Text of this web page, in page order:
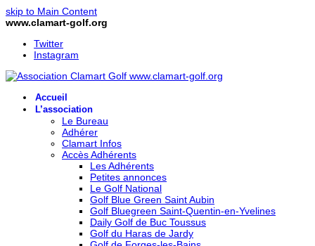
skip to Main Content
www.clamart-golf.org
Twitter
Instagram
Accueil
L’association
Le Bureau
Adhérer
Clamart Infos
Accès Adhérents
Les Adhérents
Petites annonces
Le Golf National
Golf Blue Green Saint Aubin
Golf Bluegreen Saint-Quentin-en-Yvelines
Daily Golf de Buc Toussus
Golf du Haras de Jardy